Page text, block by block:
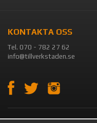
KONTAKTA OSS
Tel. 070 - 782 27 62
info@tillverkstaden.se